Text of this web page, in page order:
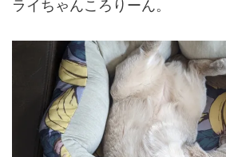
ライちゃんころりーん。